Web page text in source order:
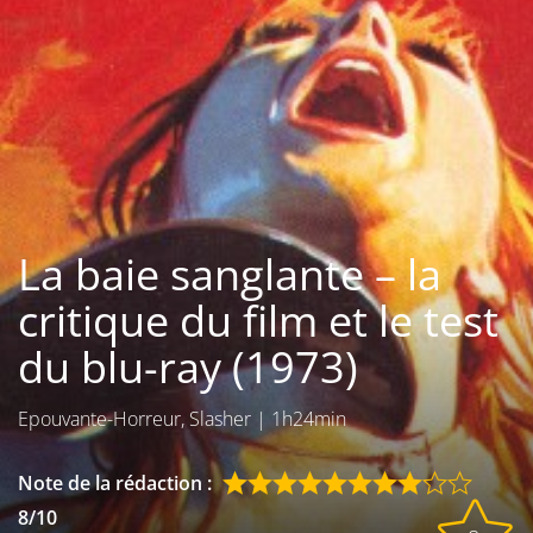
Les films par
Séries
Les films
interdits
Les Dossiers
Les disparus
Les acteurs
Les actrices
Les réalisateurs
La baie sanglante – la
critique du film et le test
du blu-ray (1973)
Epouvante-Horreur, Slasher | 1h24min
Note de la rédaction :
8/10